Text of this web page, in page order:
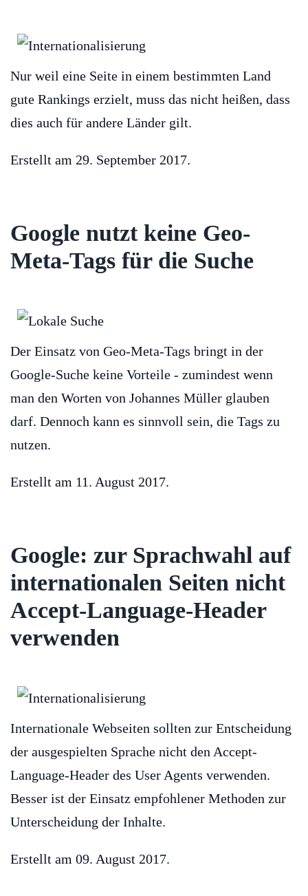
Nur weil eine Seite in einem bestimmten Land
gute Rankings erzielt, muss das nicht heißen, dass
dies auch für andere Länder gilt.
Erstellt am 29. September 2017.
Google nutzt keine Geo-
Meta-Tags für die Suche
Der Einsatz von Geo-Meta-Tags bringt in der
Google-Suche keine Vorteile - zumindest wenn
man den Worten von Johannes Müller glauben
darf. Dennoch kann es sinnvoll sein, die Tags zu
nutzen.
Erstellt am 11. August 2017.
Google: zur Sprachwahl auf
internationalen Seiten nicht
Accept-Language-Header
verwenden
Internationale Webseiten sollten zur Entscheidung
der ausgespielten Sprache nicht den Accept-
Language-Header des User Agents verwenden.
Besser ist der Einsatz empfohlener Methoden zur
Unterscheidung der Inhalte.
Erstellt am 09. August 2017.